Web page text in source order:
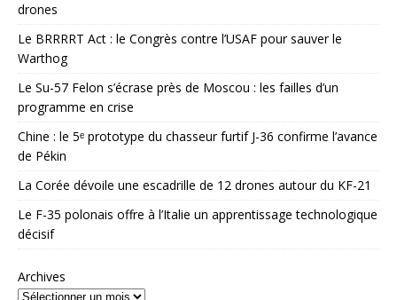
drones
Le BRRRRT Act : le Congrès contre l’USAF pour sauver le
Warthog
Le Su-57 Felon s’écrase près de Moscou : les failles d’un
programme en crise
Chine : le 5ᵉ prototype du chasseur furtif J-36 confirme l’avance
de Pékin
La Corée dévoile une escadrille de 12 drones autour du KF-21
Le F-35 polonais offre à l’Italie un apprentissage technologique
décisif
Archives